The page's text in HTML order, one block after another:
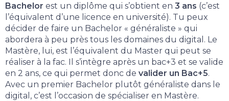
Bachelor est un diplôme qui s’obtient en 3 ans (c’est
l’équivalent d’une licence en université). Tu peux
décider de faire un Bachelor « généraliste » qui
abordera à peu près tous les domaines du digital. Le
Mastère, lui, est l’équivalent du Master qui peut se
réaliser à la fac. Il s’intègre après un bac+3 et se valide
en 2 ans, ce qui permet donc de valider un Bac+5.
Avec un premier Bachelor plutôt généraliste dans le
digital, c’est l’occasion de spécialiser en Mastère.